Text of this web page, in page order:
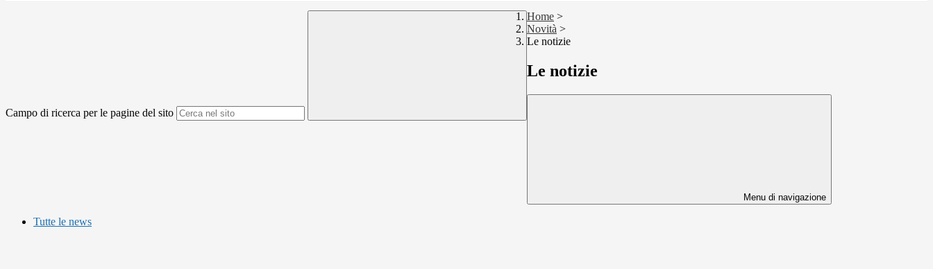
Campo di ricerca per le pagine del sito
Home >
Novità >
Le notizie
Le notizie
Menu di navigazione
Tutte le news